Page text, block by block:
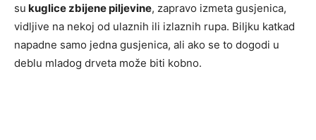
su kuglice zbijene piljevine, zapravo izmeta gusjenica,
vidljive na nekoj od ulaznih ili izlaznih rupa. Biljku katkad
napadne samo jedna gusjenica, ali ako se to dogodi u
deblu mladog drveta može biti kobno.